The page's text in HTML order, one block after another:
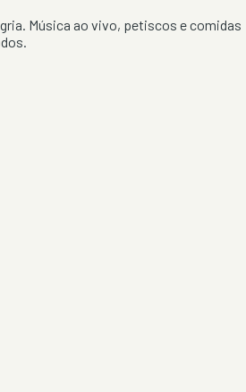
Música ao vivo, petiscos e comidas